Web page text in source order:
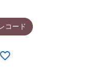
コード